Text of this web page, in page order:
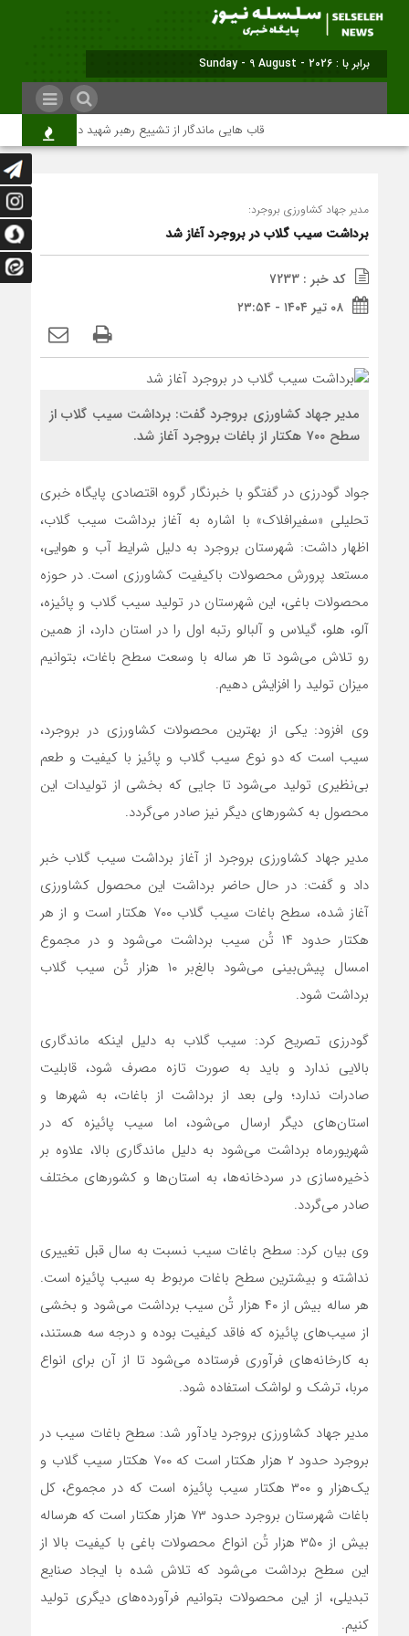
برابر با : Sunday - 9 August - 2026
قاب هایی ماندگار از تشییع رهبر شهید در تهران
مدیر جهاد کشاورزی بروجرد:
برداشت سیب گلاب در بروجرد آغاز شد
کد خبر : 7233
۰۸ تیر ۱۴۰۴ - ۲۳:۵۴
مدیر جهاد کشاورزی بروجرد گفت: برداشت سیب گلاب از
سطح ۷۰۰ هکتار از باغات بروجرد آغاز شد.
جواد گودرزی در گفتگو با خبرنگار گروه اقتصادی پایگاه خبری
تحلیلی «سفیرافلاک» با اشاره به آغاز برداشت سیب گلاب،
اظهار داشت: شهرستان بروجرد به‌ دلیل شرایط آب و هوایی،
مستعد پرورش محصولات باکیفیت کشاورزی است. در حوزه
محصولات باغی، این شهرستان در تولید سیب گلاب و پائیزه،
آلو، هلو، گیلاس و آلبالو رتبه اول را در استان دارد، از همین
رو تلاش می‌شود تا هر ساله با وسعت سطح باغات، بتوانیم
میزان تولید را افزایش دهیم.
وی افزود: یکی از بهترین محصولات کشاورزی در بروجرد،
سیب است که دو نوع سیب گلاب و پائیز با کیفیت و طعم
بی‌نظیری تولید می‌شود تا جایی که بخشی از تولیدات این
محصول به کشورهای دیگر نیز صادر می‌گردد.
مدیر جهاد کشاورزی بروجرد از آغاز برداشت سیب گلاب خبر
داد و گفت: در حال حاضر برداشت این محصول کشاورزی
آغاز شده، سطح باغات سیب گلاب ۷۰۰ هکتار است و از هر
هکتار حدود ۱۴ تُن سیب برداشت می‌شود و در مجموع
امسال پیش‌بینی می‌شود بالغ‌بر ۱۰ هزار تُن سیب گلاب
برداشت شود.
گودرزی تصریح کرد: سیب گلاب به دلیل اینکه ماندگاری
بالایی ندارد و باید به صورت تازه مصرف شود، قابلیت
صادرات ندارد؛ ولی بعد از برداشت از باغات، به شهرها و
استان‌های دیگر ارسال می‌شود، اما سیب پائیزه که در
شهریورماه برداشت می‌شود به دلیل ماندگاری بالا، علاوه بر
ذخیره‌سازی در سردخانه‌ها، به استان‌ها و کشورهای مختلف
صادر می‌گردد.
وی بیان کرد: سطح باغات سیب نسبت به سال قبل تغییری
نداشته و بیشترین سطح باغات مربوط به سیب پائیزه است.
هر ساله بیش از ۴۰ هزار تُن سیب برداشت می‌شود و بخشی
از سیب‌های پائیزه که فاقد کیفیت بوده و درجه سه هستند،
به کارخانه‌‌های فرآوری فرستاده می‌شود تا از آن برای انواع
مربا، ترشک و لواشک استفاده شود.
مدیر جهاد کشاورزی بروجرد یادآور شد: سطح باغات سیب در
بروجرد حدود ۲ هزار هکتار است که ۷۰۰ هکتار سیب گلاب و
یک‌هزار و ۳۰۰ هکتار سیب پائیزه است که در مجموع، کل
باغات شهرستان بروجرد حدود ۷۳ هزار هکتار است که هرساله
بیش از ۳۵۰ هزار تُن انواع محصولات باغی با کیفیت بالا از
این سطح برداشت می‌شود که تلاش شده با ایجاد صنایع
تبدیلی، از این محصولات بتوانیم فرآورده‌های دیگری تولید
کنیم.